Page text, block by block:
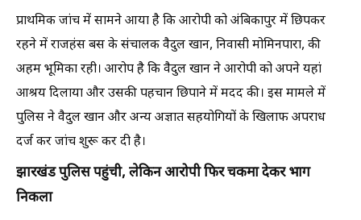
प्राथमिक जांच में सामने आया है कि आरोपी को अंबिकापुर में छिपकर
रहने में राजहंस बस के संचालक वैदुल खान, निवासी मोमिनपारा, की
अहम भूमिका रही। आरोप है कि वैदुल खान ने आरोपी को अपने यहां
आश्रय दिलाया और उसकी पहचान छिपाने में मदद की। इस मामले में
पुलिस ने वैदुल खान और अन्य अज्ञात सहयोगियों के खिलाफ अपराध
दर्ज कर जांच शुरू कर दी है।
झारखंड पुलिस पहुंची, लेकिन आरोपी फिर चकमा देकर भाग
निकला